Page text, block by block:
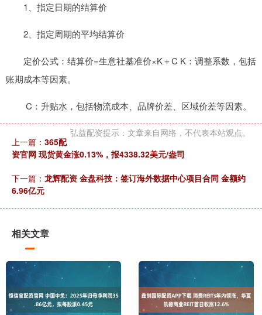
1、指定日期的结算价
2、指定周期的平均结算价
定价公式：结算价=生意社基准价×K＋C K：调整系数，包括
账期成本等因素。
C：升贴水，包括物流成本、品牌价差、区域价差等因素。
弘益配资提示：文章来自网络，不代表本站观点。
上一篇： 365配
资官网 现货黄金涨0.13%，报4338.32美元/盎司
下一篇： 龙辉配资 金盘科技：签订海外数据中心项目合同 金额约
6.96亿元
相关文章